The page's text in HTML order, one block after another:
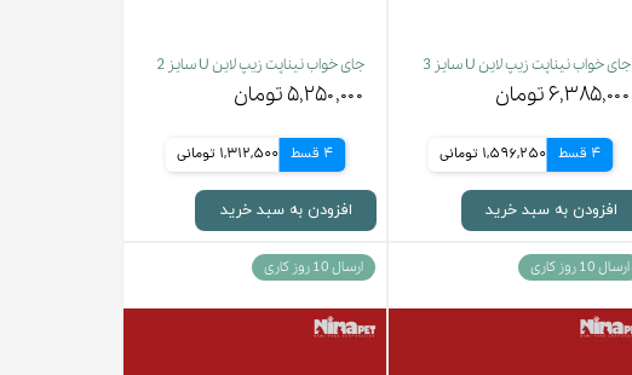
جای خواب نیناپت زیپ لاین U سایز 3
۶,۳۸۵,۰۰۰ تومان
4 قسط 1,596,250 تومانی
افزودن به سبد خرید
جای خواب نیناپت زیپ لاین U سایز 2
۵,۲۵۰,۰۰۰ تومان
4 قسط 1,312,500 تومانی
افزودن به سبد خرید
ارسال 10 روز کاری ارسال 10 روز کاری